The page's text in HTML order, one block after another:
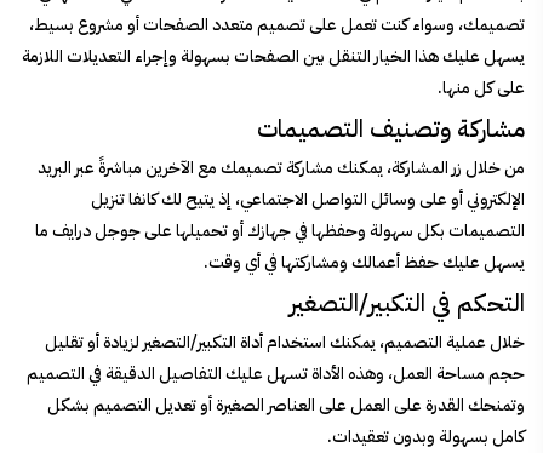
تصميمك، وسواء كنت تعمل على تصميم متعدد الصفحات أو مشروع بسيط،
يسهل عليك هذا الخيار التنقل بين الصفحات بسهولة وإجراء التعديلات اللازمة
على كل منها.
مشاركة وتصنيف التصميمات
من خلال زر المشاركة، يمكنك مشاركة تصميمك مع الآخرين مباشرةً عبر البريد
الإلكتروني أو على وسائل التواصل الاجتماعي، إذ يتيح لك كانفا تنزيل
التصميمات بكل سهولة وحفظها في جهازك أو تحميلها على جوجل درايف ما
يسهل عليك حفظ أعمالك ومشاركتها في أي وقت.
التحكم في التكبير/التصغير
خلال عملية التصميم، يمكنك استخدام أداة التكبير/التصغير لزيادة أو تقليل
حجم مساحة العمل، وهذه الأداة تسهل عليك التفاصيل الدقيقة في التصميم
وتمنحك القدرة على العمل على العناصر الصغيرة أو تعديل التصميم بشكل
كامل بسهولة وبدون تعقيدات.